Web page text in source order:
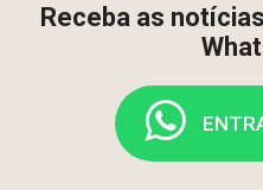
Receba as